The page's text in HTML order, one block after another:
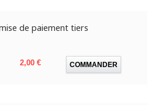
de paiement tiers
Prix
2,00 € COMMANDER